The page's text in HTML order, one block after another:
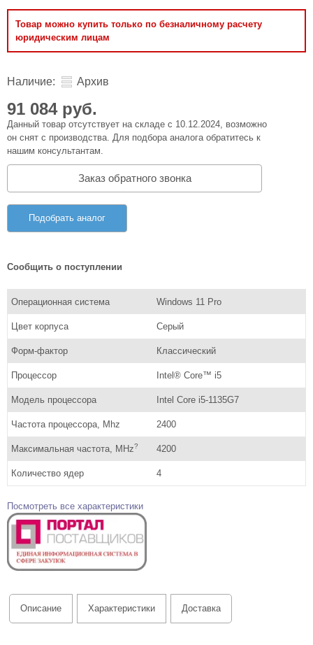
Товар можно купить только по безналичному расчету
юридическим лицам
Наличие: Архив
91 084 руб.
Данный товар отсутствует на складе с 10.12.2024, возможно
он снят с производства. Для подбора аналога обратитесь к
нашим консультантам.
Заказ обратного звонка
Подобрать аналог
Сообщить о поступлении
Операционная система Windows 11 Pro
Цвет корпуса Серый
Форм-фактор Классический
Процессор Intel® Core™ i5
Модель процессора Intel Core i5-1135G7
Частота процессора, Mhz 2400
Максимальная частота, MHz? 4200
Количество ядер 4
Посмотреть все характеристики
Описание Характеристики Доставка